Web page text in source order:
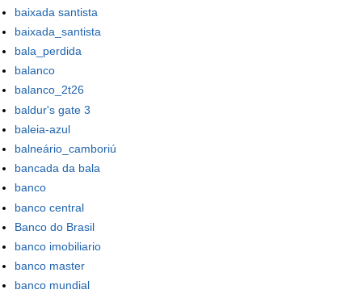
baixada santista
baixada_santista
bala_perdida
balanco
balanco_2t26
baldur's gate 3
baleia-azul
balneário_camboriú
bancada da bala
banco
banco central
Banco do Brasil
banco imobiliario
banco master
banco mundial